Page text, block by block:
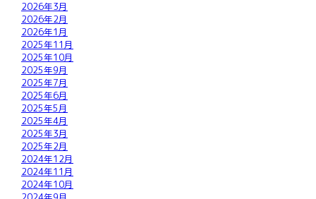
2026年3月
2026年2月
2026年1月
2025年11月
2025年10月
2025年9月
2025年7月
2025年6月
2025年5月
2025年4月
2025年3月
2025年2月
2024年12月
2024年11月
2024年10月